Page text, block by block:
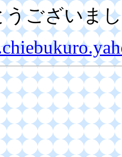
うございま